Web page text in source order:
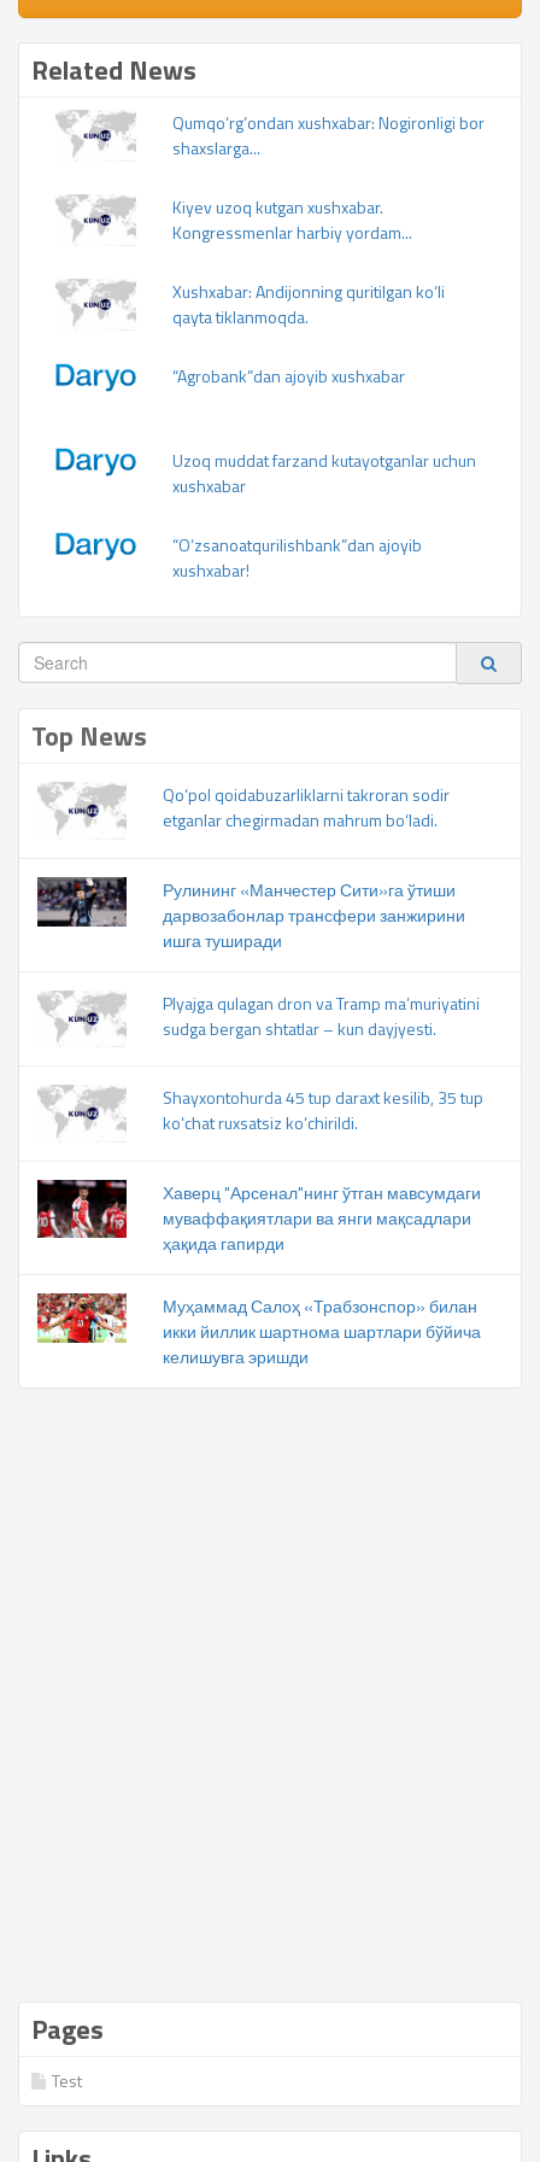
Related News
Qumqo‘rg‘ondan xushxabar: Nogironligi bor
shaxslarga...
Kiyev uzoq kutgan xushxabar.
Kongressmenlar harbiy yordam...
Xushxabar: Andijonning quritilgan ko‘li
qayta tiklanmoqda.
“Agrobank”dan ajoyib xushxabar
Uzoq muddat farzand kutayotganlar uchun
xushxabar
“O‘zsanoatqurilishbank”dan ajoyib
xushxabar!
Top News
Qo‘pol qoidabuzarliklarni takroran sodir
etganlar chegirmadan mahrum bo‘ladi.
Рулининг «Манчестер Сити»га ўтиши
дарвозабонлар трансфери занжирини
ишга туширади
Plyajga qulagan dron va Tramp ma’muriyatini
sudga bergan shtatlar – kun dayjyesti.
Shayxontohurda 45 tup daraxt kesilib, 35 tup
ko‘chat ruxsatsiz ko‘chirildi.
Хаверц "Арсенал"нинг ўтган мавсумдаги
муваффақиятлари ва янги мақсадлари
ҳақида гапирди
Муҳаммад Салоҳ «Трабзонспор» билан
икки йиллик шартнома шартлари бўйича
келишувга эришди
Pages
Test